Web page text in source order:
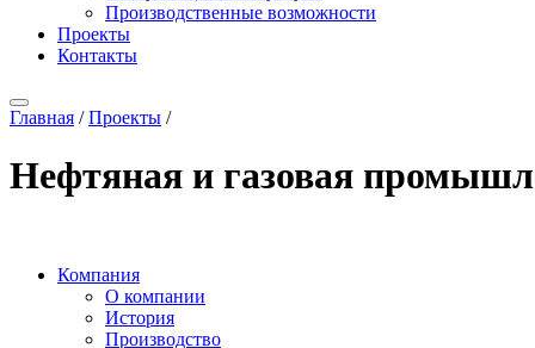
Производственные возможности
Проекты
Контакты
Главная /Проекты /
Нефтяная и газовая
Компания
О компании
История
Производство